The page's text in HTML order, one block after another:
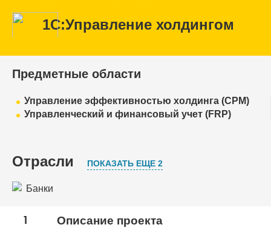
1С:Управление холдингом
Предметные области
Управление эффективностью холдинга (CPM)
Управленческий и финансовый учет (FRP)
Отрасли ПОКАЗАТЬ ЕЩЕ 2
Банки
Инвестиционные компании, фонды
1 Описание проекта